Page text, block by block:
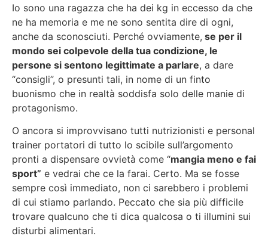
Io sono una ragazza che ha dei kg in eccesso da che
ne ha memoria e me ne sono sentita dire di ogni,
anche da sconosciuti. Perché ovviamente, se per il
mondo sei colpevole della tua condizione, le
persone si sentono legittimate a parlare, a dare
“consigli”, o presunti tali, in nome di un finto
buonismo che in realtà soddisfa solo delle manie di
protagonismo.
O ancora si improvvisano tutti nutrizionisti e personal
trainer portatori di tutto lo scibile sull’argomento
pronti a dispensare ovvietà come “mangia meno e fai
sport” e vedrai che ce la farai. Certo. Ma se fosse
sempre così immediato, non ci sarebbero i problemi
di cui stiamo parlando. Peccato che sia più difficile
trovare qualcuno che ti dica qualcosa o ti illumini sui
disturbi alimentari.